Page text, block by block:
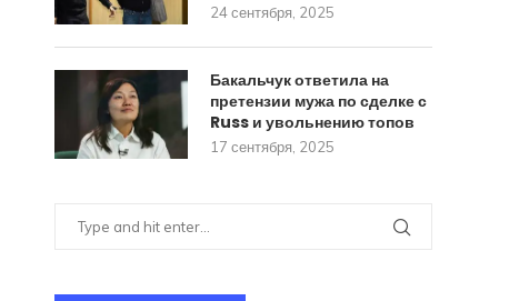
24 сентября, 2025
Бакальчук ответила на
претензии мужа по сделке с
Russ и увольнению топов
17 сентября, 2025